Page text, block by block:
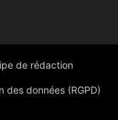
de rédaction
des données (RGPD)